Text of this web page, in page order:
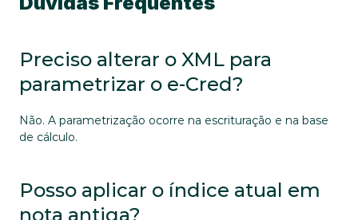
Preciso alterar o XML para
parametrizar o e-Cred?
Não. A parametrização ocorre na escrituração e na base
de cálculo.
Posso aplicar o índice atual em
nota antiga?